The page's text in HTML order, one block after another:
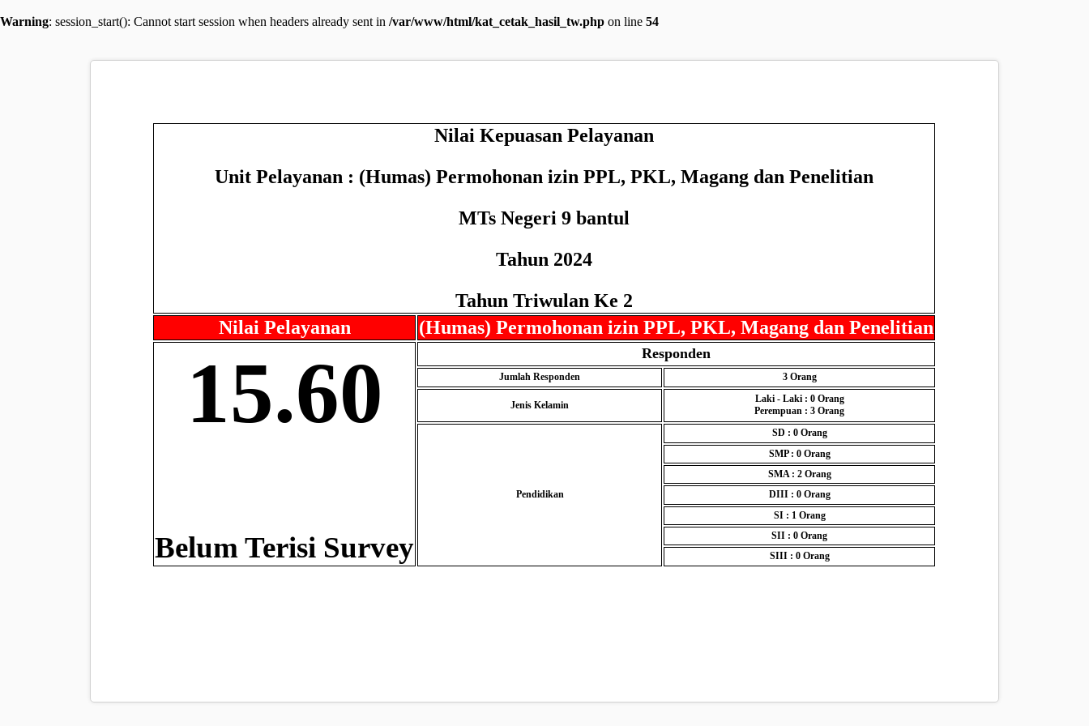
Warning: session_start(): Cannot start session when headers already sent in /var/www/html/kat_cetak_hasil_tw.php on line 54
Nilai Kepuasan Pelayanan
Unit Pelayanan : (Humas) Permohonan izin PPL, PKL, Magang dan Penelitian
MTs Negeri 9 bantul
Tahun 2024
Tahun Triwulan Ke 2
Nilai Pelayanan
(Humas) Permohonan izin PPL, PKL, Magang dan Penelitian
15.60
Belum Terisi Survey
Responden
Jumlah Responden 3 Orang
Jenis Kelamin
Laki - Laki : 0 Orang
Perempuan : 3Orang
Pendidikan
SD : 0 Orang
SMP : 0 Orang
SMA : 2 Orang
DIII : 0 Orang
SI : 1 Orang
SII : 0Orang
SIII : 0 Orang